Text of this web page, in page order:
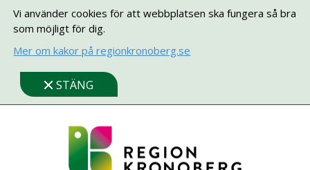
Vi använder cookies för att webbplatsen ska fungera så bra
som möjligt för dig.
Mer om kakor på regionkronoberg.se
STÄNG